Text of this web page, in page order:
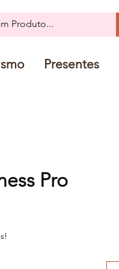
Presentes
Pro